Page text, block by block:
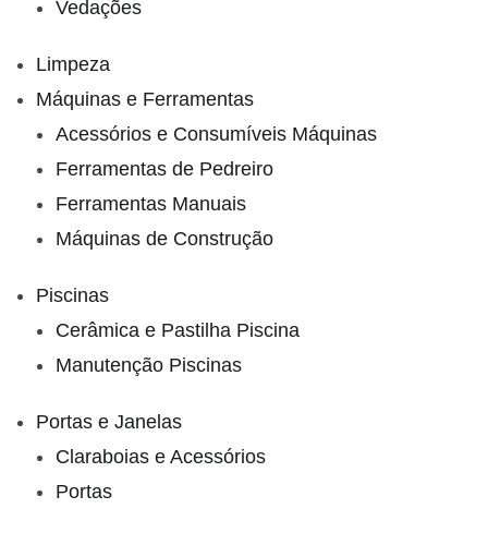
Vedações
Limpeza
Máquinas e Ferramentas
Acessórios e Consumíveis Máquinas
Ferramentas de Pedreiro
Ferramentas Manuais
Máquinas de Construção
Piscinas
Cerâmica e Pastilha Piscina
Manutenção Piscinas
Portas e Janelas
Claraboias e Acessórios
Portas